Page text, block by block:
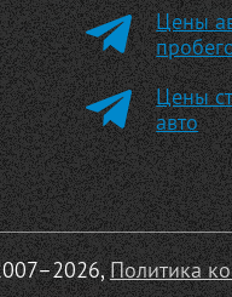
Цены
Цены
авто
Политика